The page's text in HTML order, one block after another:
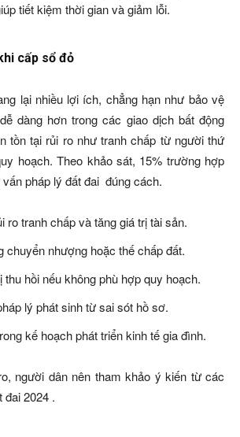
tiết kiệm thời gian và giảm lỗi.
cấp sổ đỏ
lại nhiều lợi ích, chẳng hạn như bảo vệ
dàng hơn trong các giao dịch bất động
tồn tại rủi ro như tranh chấp từ người thứ
hoạch. Theo khảo sát, 15% trường hợp
pháp lý đất đai đúng cách.
ro tranh chấp và tăng giá trị tài sản.
chuyển nhượng hoặc thế chấp đất.
thu hồi nếu không phù hợp quy hoạch.
lý phát sinh từ sai sót hồ sơ.
kế hoạch phát triển kinh tế gia đình.
người dân nên tham khảo ý kiến từ các
2024 .